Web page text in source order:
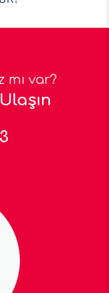
mı var?